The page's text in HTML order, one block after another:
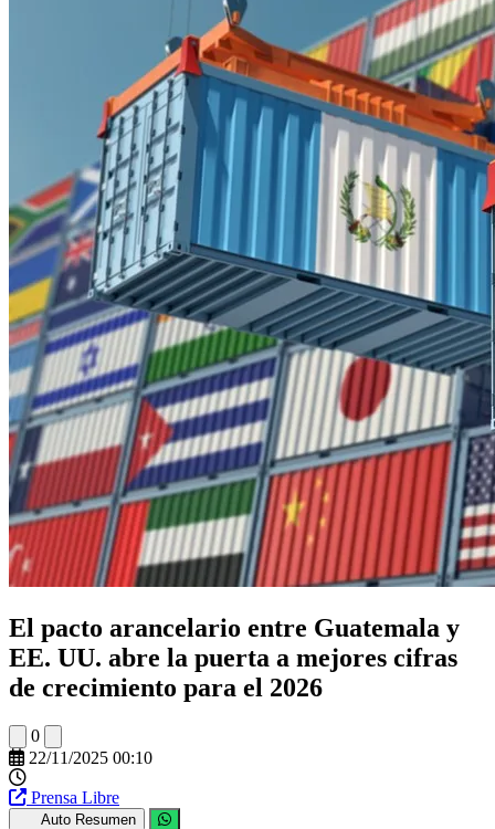
El pacto arancelario entre Guatemala y
EE. UU. abre la puerta a mejores cifras
de crecimiento para el 2026
0
22/11/2025 00:10
Prensa Libre
Auto Resumen